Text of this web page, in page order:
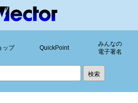
ップ QuickPoint
みんなの
電子署名